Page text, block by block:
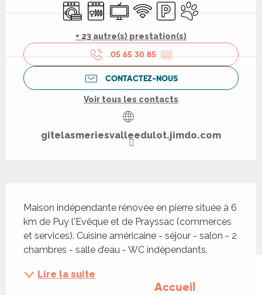
Accueil
Lave lingeLave vaisselle
Télévision
WiFi ParkingAnimaux acceptés
+ 23 autre(s) prestation(s)
05 65 30 85 ▒▒
CONTACTEZ-NOUS
Voir tous les contacts
gitelasmeriesvalleedulot.jimdo.com
Maison indépendante rénovée en pierre située à 6
km de Puy l'Evêque et de Prayssac (commerces
et services). Cuisine américaine - séjour - salon - 2
chambres - salle d’eau - WC indépendants.
Lire la suite